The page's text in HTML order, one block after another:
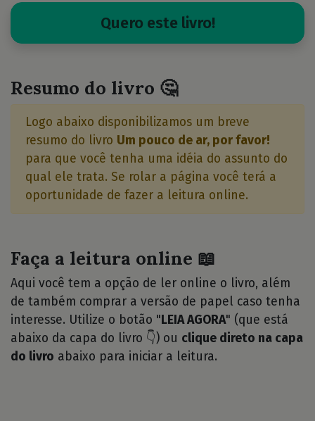
Quero este livro!
Resumo do livro 🤔
Logo abaixo disponibilizamos um breve
resumo do livro Um pouco de ar, por favor!
para que você tenha uma idéia do assunto do
qual ele trata. Se rolar a página você terá a
oportunidade de fazer a leitura online.
Faça a leitura online 📖
Aqui você tem a opção de ler online o livro, além
de também comprar a versão de papel caso tenha
interesse. Utilize o botão " LEIA AGORA" (que está
abaixo da capa do livro 👇) ou clique direto na capa
do livro abaixo para iniciar a leitura.